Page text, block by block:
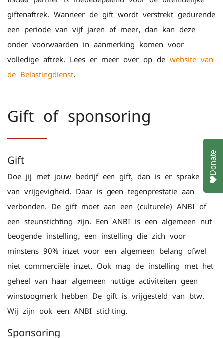
giftenaftrek. Wanneer de gift wordt verstrekt gedurende
een periode van vijf jaren of meer, dan kan deze
onder voorwaarden in aanmerking komen voor
volledige aftrek. Lees er meer over op de website van
de Belastingdienst.
Gift of sponsoring
Gift
Doe jij met jouw bedrijf een gift, dan is er sprake
van vrijgevigheid. Daar is geen tegenprestatie aan
verbonden. De gift moet aan een (culturele) ANBI of
een steunstichting zijn. Een ANBI is een algemeen nut
beogende instelling, een instelling die zich voor
minstens 90% inzet voor een algemeen belang ofwel
niet commerciële inzet. Ook mag de instelling met het
geheel van haar algemeen nuttige activiteiten geen
winstoogmerk hebben De gift is vrijgesteld van btw.
Wij zijn ook een ANBI-stichting.
Sponsoring
Donate